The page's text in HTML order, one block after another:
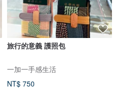
旅行的意義 護照包
一加一手感生活
NT$ 750